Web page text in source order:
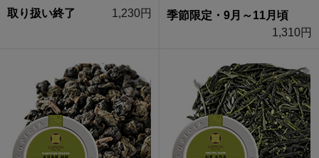
取り扱い終了
1,230円
季節限定・9月～11月頃
1,310円